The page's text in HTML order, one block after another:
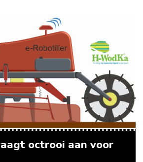
octrooi aan voor